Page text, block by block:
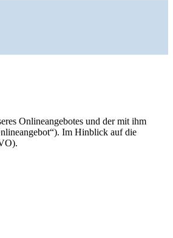
Onlineangebotes und der mit ihm
Im Hinblick auf die